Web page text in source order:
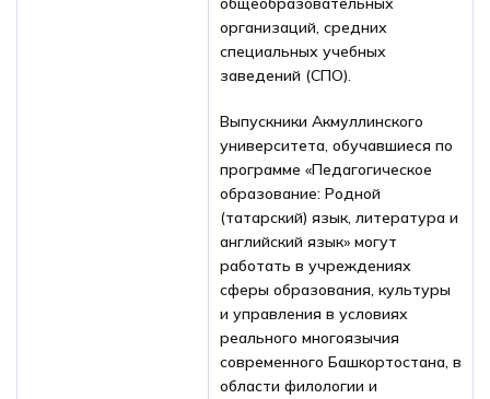
организаций, средних
специальных учебных
заведений (СПО).
Выпускники Акмуллинского
университета, обучавшиеся по
программе «Педагогическое
образование: Родной
(татарский) язык, литература и
английский язык» могут
работать в учреждениях
сферы образования, культуры
и управления в условиях
реального многоязычия
современного Башкортостана, в
области филологии и